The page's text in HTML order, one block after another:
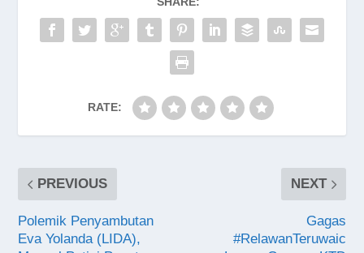
RATE:
PREVIOUS
Polemik Penyambutan
Eva Yolanda (LIDA),
NEXT
Gagas
#RelawanTeruwaic